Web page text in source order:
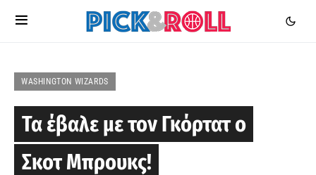
WASHINGTON WIZARDS
Τα έβαλε με τον Γκόρτατ ο
Σκοτ Μπρουκς!